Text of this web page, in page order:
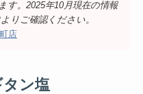
す。2025年10月現在の情報
りご確認ください。
店
ン塩